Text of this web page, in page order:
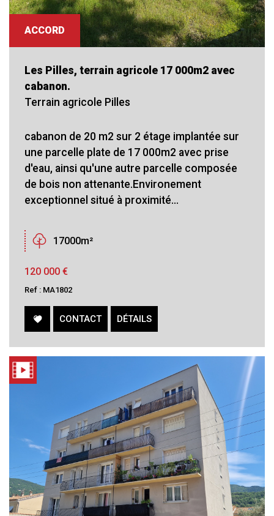
ACCORD
Les Pilles, terrain agricole 17 000m2 avec
cabanon.
Terrain agricole Pilles
cabanon de 20 m2 sur 2 étage implantée sur
une parcelle plate de 17 000m2 avec prise
d'eau, ainsi qu'une autre parcelle composée
de bois non attenante.Environement
exceptionnel situé à proximité...
17000m²
120 000 €
Ref : MA1802
CONTACT DÉTAILS